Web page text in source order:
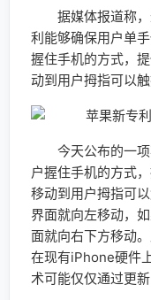
据媒体报道称，
利能够确保用户单
握住手机的方式，
动到用户拇指可以触
今天公布的一项
户握住手机的方式
移动到用户拇指可
界面就向左移动，
面就向右下方移动
在现有iPhone硬件
术可能仅仅通过更